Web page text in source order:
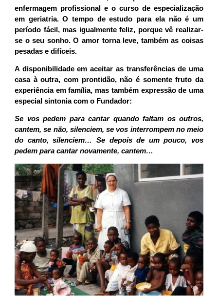
enfermagem profissional e o curso de especialização
em geriatria. O tempo de estudo para ela não é um
período fácil, mas igualmente feliz, porque vê realizar-
se o seu sonho. O amor torna leve, também as coisas
pesadas e difíceis.
A disponibilidade em aceitar as transferências de uma
casa à outra, com prontidão, não é somente fruto da
experiência em família, mas também expressão de uma
especial sintonia com o Fundador:
Se vos pedem para cantar quando faltam os outros,
cantem, se não, silenciem, se vos interrompem no meio
do canto, silenciem… Se depois de um pouco, vos
pedem para cantar novamente, cantem…